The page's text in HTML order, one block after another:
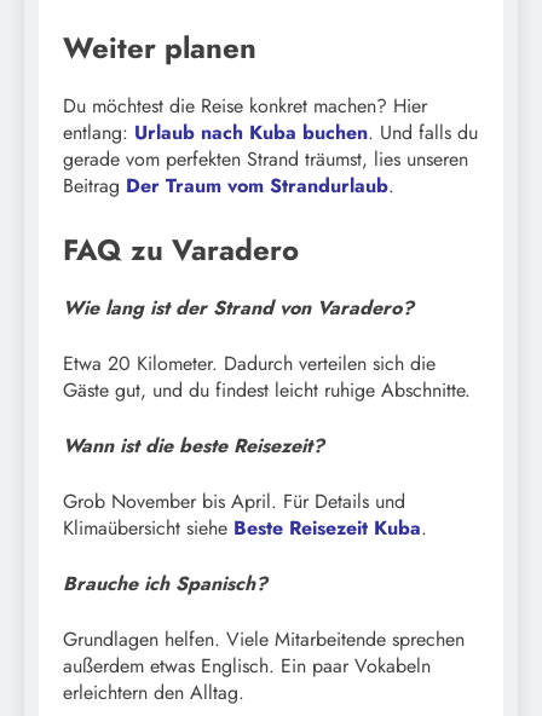
Weiter planen
Du möchtest die Reise konkret machen? Hier
entlang: Urlaub nach Kuba buchen. Und falls du
gerade vom perfekten Strand träumst, lies unseren
Beitrag Der Traum vom Strandurlaub.
FAQ zu Varadero
Wie lang ist der Strand von Varadero?
Etwa 20 Kilometer. Dadurch verteilen sich die
Gäste gut, und du findest leicht ruhige Abschnitte.
Wann ist die beste Reisezeit?
Grob November bis April. Für Details und
Klimaübersicht siehe Beste Reisezeit Kuba.
Brauche ich Spanisch?
Grundlagen helfen. Viele Mitarbeitende sprechen
außerdem etwas Englisch. Ein paar Vokabeln
erleichtern den Alltag.